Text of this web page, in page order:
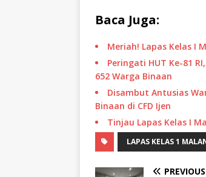
Baca Juga:
Meriah! Lapas Kelas I
Peringati HUT Ke-81
652 Warga Binaan
Disambut Antusias
Binaan di CFD Ijen
Tinjau Lapas Kelas I
LAPAS KELAS 1
PREVIOUS